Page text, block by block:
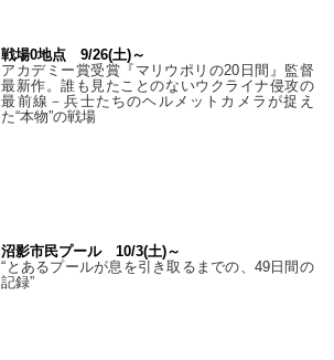
戦場0地点 9/26(土)～
アカデミー賞受賞『マリウポリの20日間』監督
最新作。誰も見たことのないウクライナ侵攻の
最前線－兵士たちのヘルメットカメラが捉え
た“本物”の戦場
沼影市民プール 10/3(土)～
“とあるプールが息を引き取るまでの、49日間の
記録”